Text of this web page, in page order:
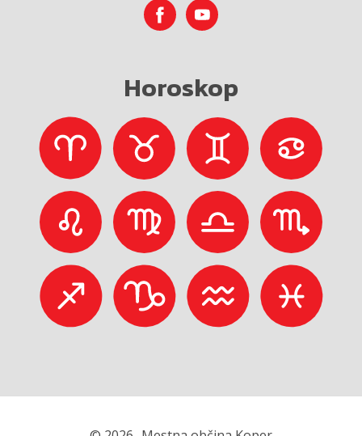
Horoskop